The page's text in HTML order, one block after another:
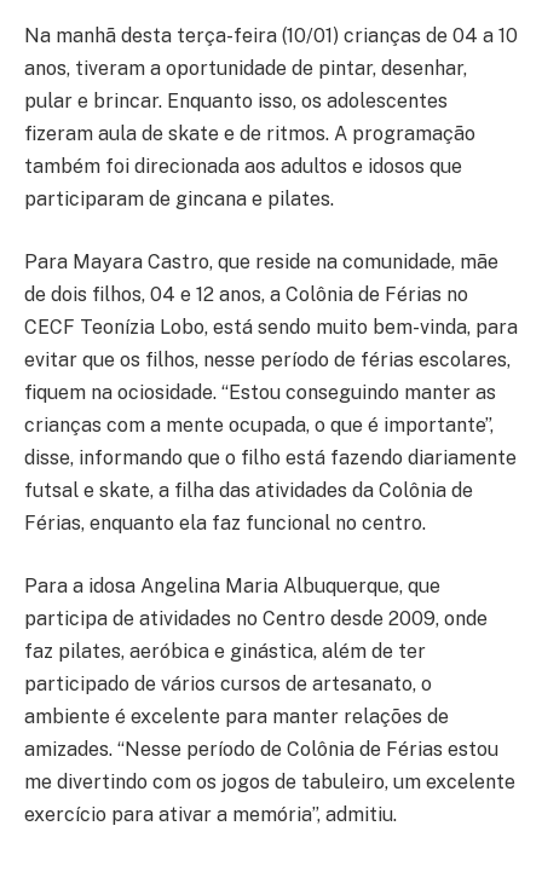
Na manhã desta terça-feira (10/01) crianças de 04 a 10
anos, tiveram a oportunidade de pintar, desenhar,
pular e brincar. Enquanto isso, os adolescentes
fizeram aula de skate e de ritmos. A programação
também foi direcionada aos adultos e idosos que
participaram de gincana e pilates.
Para Mayara Castro, que reside na comunidade, mãe
de dois filhos, 04 e 12 anos, a Colônia de Férias no
CECF Teonízia Lobo, está sendo muito bem-vinda, para
evitar que os filhos, nesse período de férias escolares,
fiquem na ociosidade. “Estou conseguindo manter as
crianças com a mente ocupada, o que é importante”,
disse, informando que o filho está fazendo diariamente
futsal e skate, a filha das atividades da Colônia de
Férias, enquanto ela faz funcional no centro.
Para a idosa Angelina Maria Albuquerque, que
participa de atividades no Centro desde 2009, onde
faz pilates, aeróbica e ginástica, além de ter
participado de vários cursos de artesanato, o
ambiente é excelente para manter relações de
amizades. “Nesse período de Colônia de Férias estou
me divertindo com os jogos de tabuleiro, um excelente
exercício para ativar a memória”, admitiu.